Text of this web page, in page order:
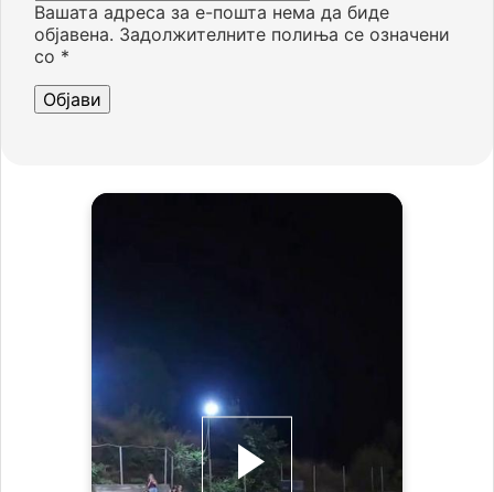
Вашата адреса за е-пошта нема да биде
објавена. Задолжителните полиња се означени
со *